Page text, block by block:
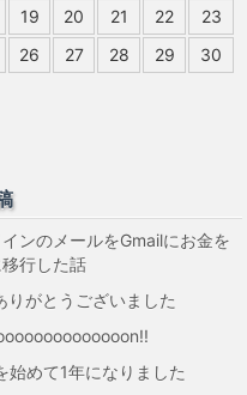
19 20 21 22
23
26 27 28 29
30
ンのメールをGmailにお金を
行した話
りがとうございました
始めて1年になりました